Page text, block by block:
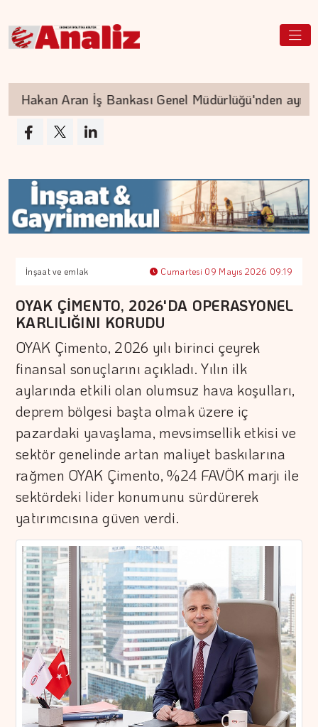
Aran İş Bankası Genel Müdürlüğü'nden ayrılıyor
İnşaat ve emlak Cumartesi 09 Mayıs 2026 09:19
OYAK ÇİMENTO, 2026'DA OPERASYONEL
KARLILIĞINI KORUDU
OYAK Çimento, 2026 yılı birinci çeyrek
finansal sonuçlarını açıkladı. Yılın ilk
aylarında etkili olan olumsuz hava koşulları,
deprem bölgesi başta olmak üzere iç
pazardaki yavaşlama, mevsimsellik etkisi ve
sektör genelinde artan maliyet baskılarına
rağmen OYAK Çimento, %24 FAVÖK marjı ile
sektördeki lider konumunu sürdürerek
yatırımcısına güven verdi.